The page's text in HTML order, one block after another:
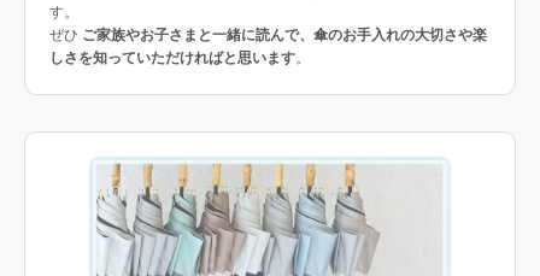
す。
ぜひ ご家族やお子さまと一緒に読んで、傘のお手入れの大切さや楽
しさを知っていただければと思います。